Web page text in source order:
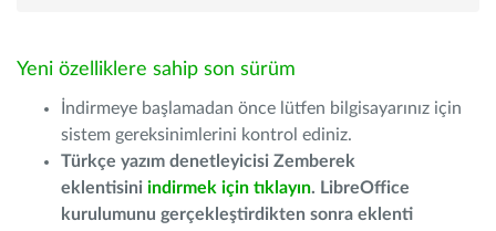
Yeni özelliklere sahip son sürüm
İndirmeye başlamadan önce lütfen bilgisayarınız için
sistem gereksinimlerini kontrol ediniz.
Türkçe yazım denetleyicisi Zemberek
eklentisini indirmek için tıklayın. LibreOffice
kurulumunu gerçekleştirdikten sonra eklenti